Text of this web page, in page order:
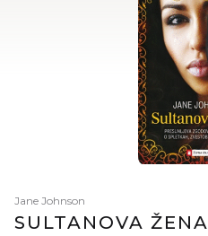
Jane Johnson
SULTANOVA ŽENA